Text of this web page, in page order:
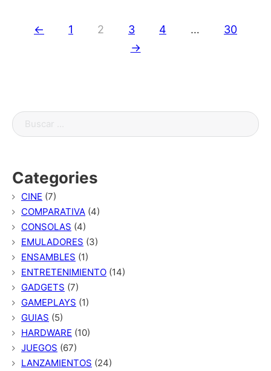
← 1 2 3 4 …
30
→
Buscar ...
Categories
CINE (7)
COMPARATIVA (4)
CONSOLAS (4)
EMULADORES (3)
ENSAMBLES (1)
ENTRETENIMIENTO (14)
GADGETS (7)
GAMEPLAYS (1)
GUIAS (5)
HARDWARE (10)
JUEGOS (67)
LANZAMIENTOS (24)